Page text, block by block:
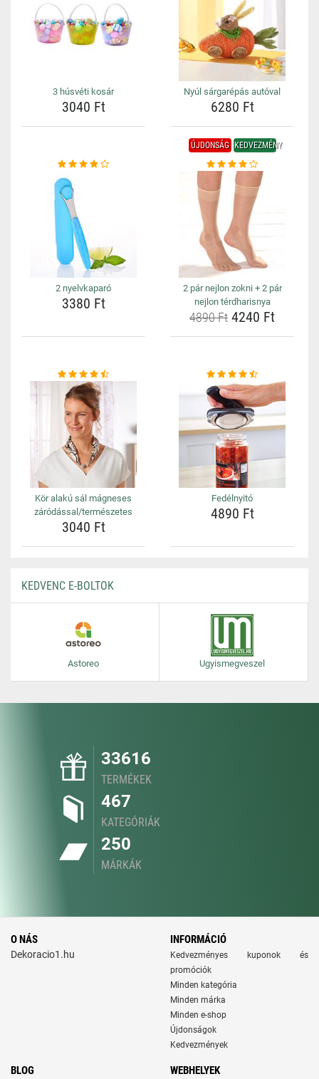
3 húsvéti kosár
3040 Ft
Nyúl sárgarépás autóval
6280 Ft
2 nyelvkaparó
3380 Ft
ÚJDONSÁG KEDVEZMÉNY
2 pár nejlon zokni + 2 pár
nejlon térdharisnya
4890 Ft 4240 Ft
Kör alakú sál mágneses
záródással/természetes
3040 Ft
Fedélnyitó
4890 Ft
KEDVENC E-BOLTOK
Astoreo Ugyismegveszel
33616
TERMÉKEK
467
KATEGÓRIÁK
250
MÁRKÁK
O NÁS
Dekoracio1.hu
INFORMÁCIÓ
Kedvezményes kuponok és
promóciók
Minden kategória
Minden márka
Minden e-shop
Újdonságok
Kedvezmények
BLOG WEBHELYEK